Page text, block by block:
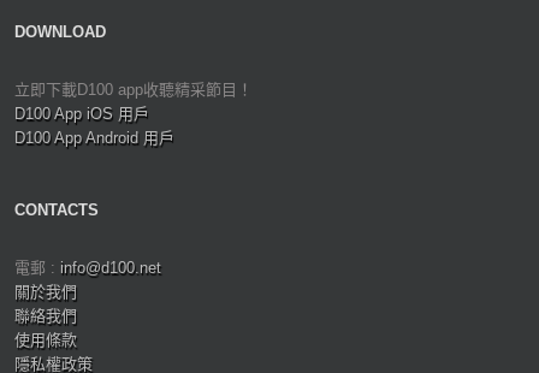
DOWNLOAD
立即下載D100 app收聽精采節目！
D100 App iOS 用戶
D100 App Android 用戶
CONTACTS
電郵 : info@d100.net
關於我們
聯絡我們
使用條款
隱私權政策